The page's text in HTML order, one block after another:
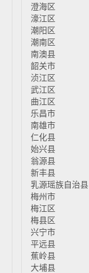
澄海区
濠江区
潮阳区
潮南区
南澳县
韶关市
浈江区
武江区
曲江区
乐昌市
南雄市
仁化县
始兴县
翁源县
新丰县
乳源瑶族自治县
梅州市
梅江区
梅县区
兴宁市
平远县
蕉岭县
大埔县